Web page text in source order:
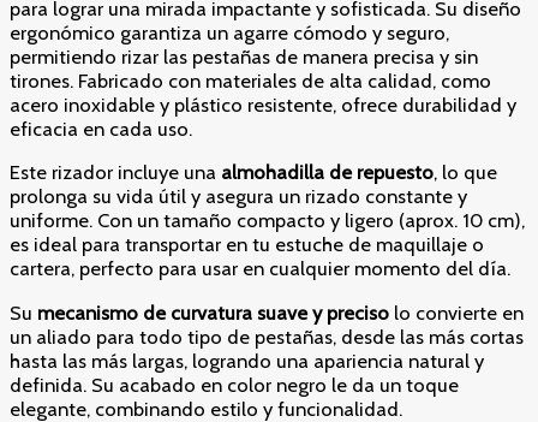
para lograr una mirada impactante y sofisticada. Su diseño
ergonómico garantiza un agarre cómodo y seguro,
permitiendo rizar las pestañas de manera precisa y sin
tirones. Fabricado con materiales de alta calidad, como
acero inoxidable y plástico resistente, ofrece durabilidad y
eficacia en cada uso.
Este rizador incluye una almohadilla de repuesto, lo que
prolonga su vida útil y asegura un rizado constante y
uniforme. Con un tamaño compacto y ligero (aprox. 10 cm),
es ideal para transportar en tu estuche de maquillaje o
cartera, perfecto para usar en cualquier momento del día.
Su mecanismo de curvatura suave y preciso lo convierte en
un aliado para todo tipo de pestañas, desde las más cortas
hasta las más largas, logrando una apariencia natural y
definida. Su acabado en color negro le da un toque
elegante, combinando estilo y funcionalidad.